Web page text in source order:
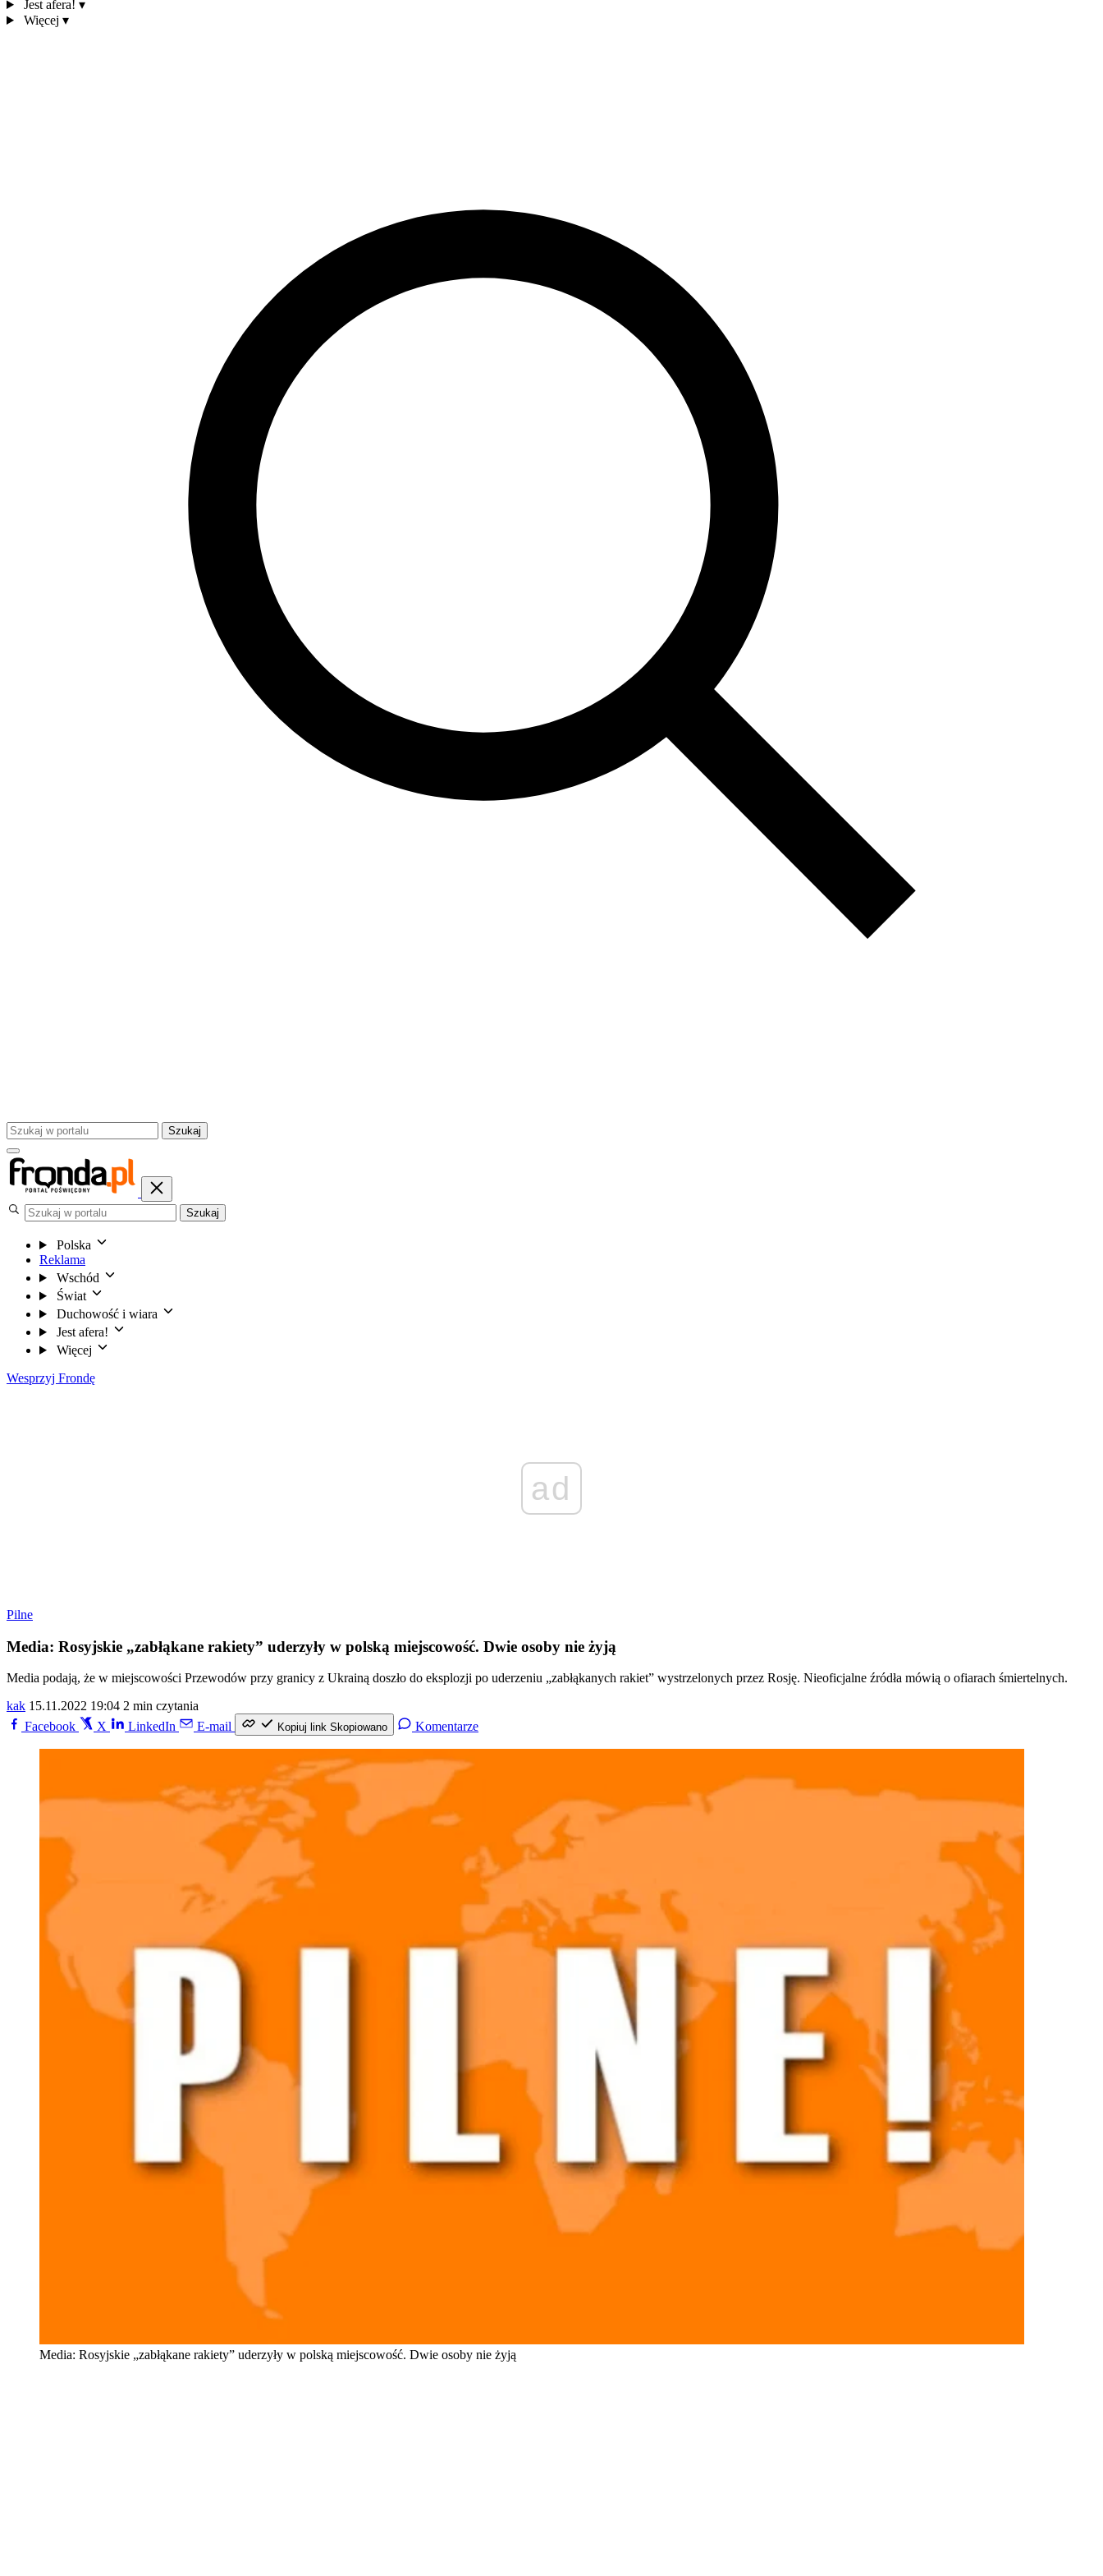
Jest afera! ▾
Więcej ▾
Szukaj
Szukaj
Polska
Reklama
Wschód
Świat
Duchowość i wiara
Jest afera!
Więcej
Wesprzyj Frondę
ad
Pilne
Media: Rosyjskie „zabłąkane rakiety” uderzyły w polską miejscowość. Dwie osoby nie żyją
Media podają, że w miejscowości Przewodów przy granicy z Ukrainą doszło do eksplozji po uderzeniu „zabłąkanych rakiet” wystrzelonych przez Rosję. Nieoficjalne źródła mówią o ofiarach śmiertelnych.
kak 15.11.2022 19:04 2 min czytania
Facebook
X LinkedIn E-mail Kopiuj link Skopiowano Komentarze
Media: Rosyjskie „zabłąkane rakiety” uderzyły w polską miejscowość. Dwie osoby nie żyją